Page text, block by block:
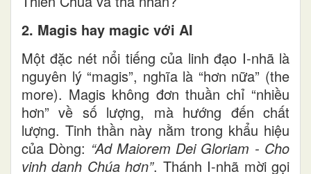
2. Magis hay magic với AI
Một đặc nét nổi tiếng của linh đạo I-nhã là
nguyên lý “magis”, nghĩa là “hơn nữa” (the
more). Magis không đơn thuần chỉ “nhiều
hơn” về số lượng, mà hướng đến chất
lượng. Tinh thần này nằm trong khẩu hiệu
của Dòng: “Ad Maiorem Dei Gloriam - Cho
vinh danh Chúa hơn”. Thánh I-nhã mời gọi